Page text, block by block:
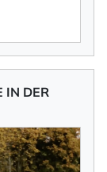
IN DER